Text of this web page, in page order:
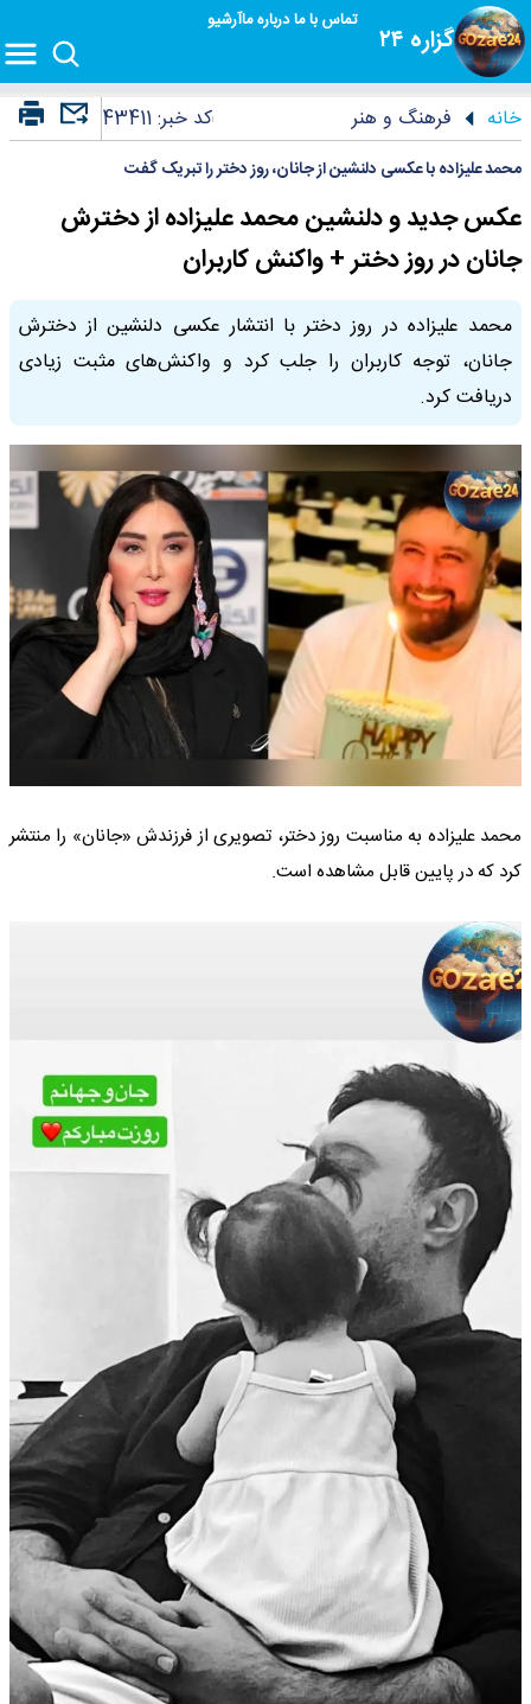
گزاره ۲۴
تماس با مادرباره ماآرشیو
خانه فرهنگ و هنر کد خبر:43411
محمد علیزاده با عکسی دلنشین از جانان، روز دختر را تبریک گفت
عکس جدید و دلنشین محمد علیزاده از دخترش
جانان در روز دختر + واکنش کاربران
محمد علیزاده در روز دختر با انتشار عکسی دلنشین از دخترش
جانان، توجه کاربران را جلب کرد و واکنش‌های مثبت زیادی
دریافت کرد.
محمد علیزاده به مناسبت روز دختر، تصویری از فرزندش «جانان» را منتشر
کرد که در پایین قابل مشاهده است.